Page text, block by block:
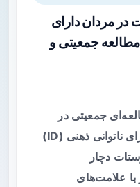
مردان دارای
مطالعه جمعیتی و
جمعیتی در
بریتانیا نشان می‌دهد مردان دارای ناتوانی ذهنی (ID)
دچار
با علامت‌های